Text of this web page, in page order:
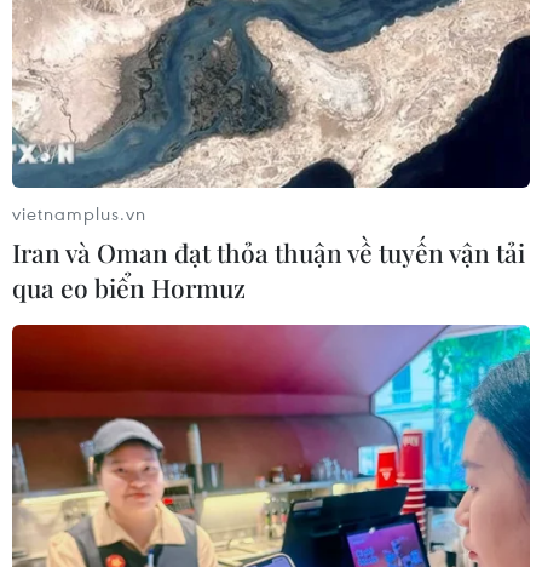
vietnamplus.vn
Iran và Oman đạt thỏa thuận về tuyến vận tải
qua eo biển Hormuz